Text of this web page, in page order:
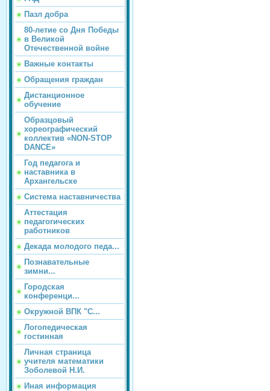
Пазл добра
80-летие со Дня Победы
в Великой
Отечественной войне
Важные контакты
Обращения граждан
Дистанционное
обучение
Образцовый
хореографический
коллектив «NON-STOP
DANCE»
Год педагога и
наставника в
Архангельске
Система наставничества
Аттестация
педагогических
работников
Декада молодого педа...
Познавательные
зимни...
Городская
конференци...
Окружной ВПК "С...
Логопедическая
гостинная
Личная страница
учителя математики
Зоболевой Н.И.
Иная информация